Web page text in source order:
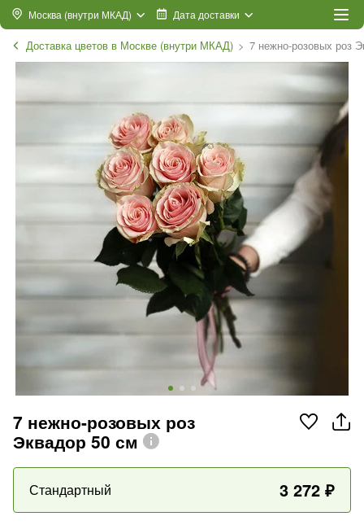
Москва (внутри МКАД) Дата доставки
Доставка цветов в Москве (внутри МКАД) 7 нежно-розовых роз
7 нежно-розовых роз
Эквадор 50 см
Стандартный 3 272 ₽